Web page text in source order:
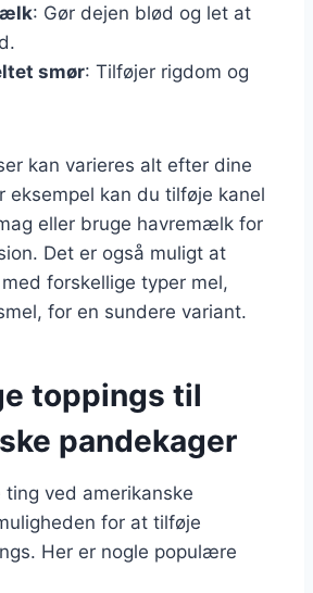
: Gør dejen blød og let at
smør: Tilføjer rigdom og
kan varieres alt efter dine
eksempel kan du tilføje kanel
eller bruge havremælk for
Det er også muligt at
forskellige typer mel,
for en sundere variant.
toppings til
pandekager
ved amerikanske
for at tilføje
Her er nogle populære